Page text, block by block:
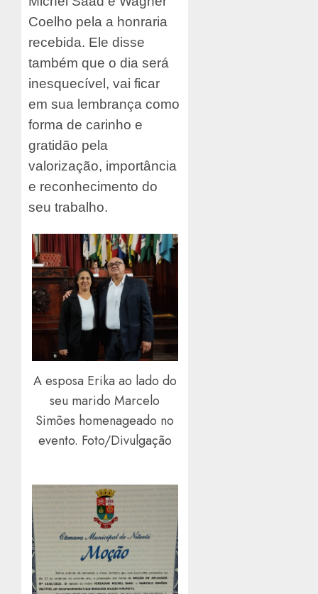
Coelho pela a honraria
recebida. Ele disse
também que o dia será
inesquecível, vai ficar
em sua lembrança como
forma de carinho e
gratidão pela
valorização, importância
e reconhecimento do
seu trabalho.
A esposa Erika ao lado do
seu marido Marcelo
Simões homenageado no
evento. Foto/Divulgação